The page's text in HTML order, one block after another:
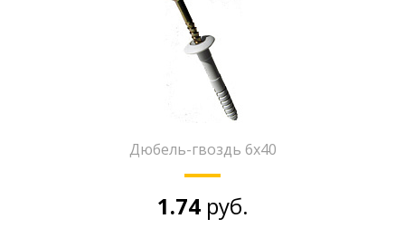
Дюбель-гвоздь 6х40
1.74 руб.